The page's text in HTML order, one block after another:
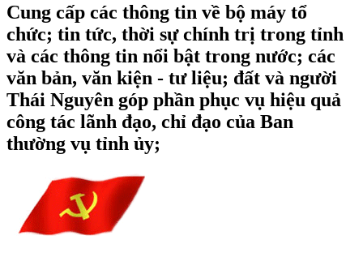
Cung cấp các thông tin về bộ máy tổ
chức; tin tức, thời sự chính trị trong tỉnh
và các thông tin nổi bật trong nước; các
văn bản, văn kiện - tư liệu; đất và người
Thái Nguyên góp phần phục vụ hiệu quả
công tác lãnh đạo, chỉ đạo của Ban
thường vụ tỉnh ủy;